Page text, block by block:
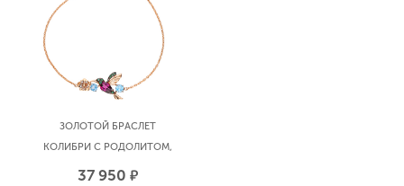
ЗОЛОТОЙ БРАСЛЕТ
КОЛИБРИ С РОДОЛИТОМ,
ТОПАЗАМИ SWISS И
37 950 р.